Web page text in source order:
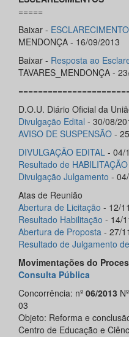
=====
Baixar - ESCLARECIMENTO
MENDONÇA - 16/09/2013
Baixar - Resposta ao
TAVARES_MENDONÇA -
D.O.U. Diário Oficial da
Divulgação Edital - 30/08/
AVISO DE SUSPENSÃO -
DIVULGAÇÃO EDITAL - 04/
Resultado de HABILITAÇÃO
Divulgação Julgamento -
Atas de Reunião
Abertura de Licitação - 12/
Resultado Habilitação - 14/
Abertura de Proposta - 27/
Resultado de Julgamento
Movimentações do
Consulta Pública
Concorrência: nº 06/2013
03
Objeto: Reforma e
Centro de Educação e